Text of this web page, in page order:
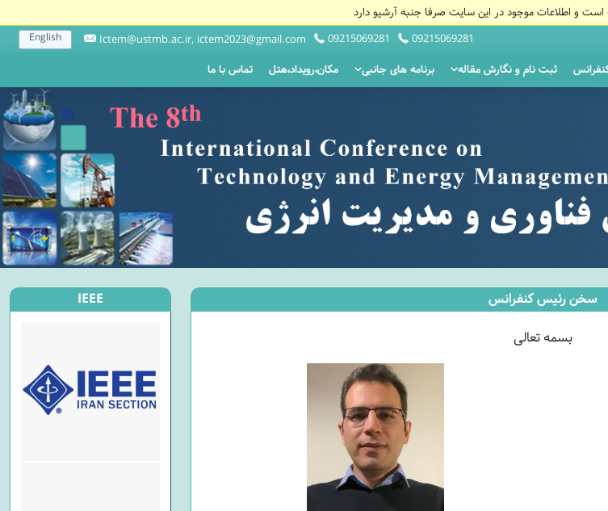
است و اطلاعات موجود در این سایت صرفا جنبه آرشیو دارد
09215069281
09215069281
Ictem@ustmb.ac.ir, ictem2023@gmail.com
English
ثبت نام و نگارش مقاله برنامه های جانبی مکان،رویداد،هتل تماس با ما
سخن رئیس کنفرانس
بسمه تعالی
IEEE